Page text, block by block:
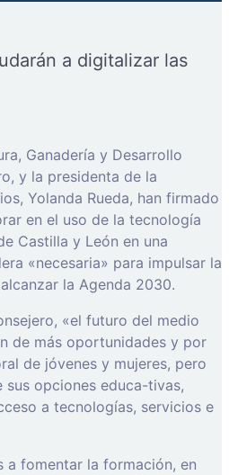
a digitalizar las
Ganadería y Desarrollo
y la presidenta de la
Yolanda Rueda, han firmado
en el uso de la tecnología
Castilla y León en una
«necesaria» para impulsar la
la Agenda 2030.
«el futuro del medio
de más oportunidades y por
de jóvenes y mujeres, pero
opciones educa-tivas,
a tecnologías, servicios e
a fomentar la formación, en